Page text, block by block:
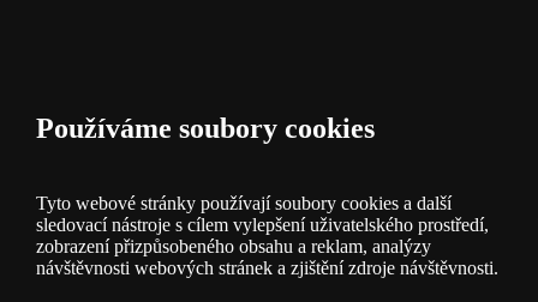
Druhů zboží
Tisíc
Svítidel
skladem
Používáme soubory cookies
Tyto webové stránky používají soubory cookies a další
sledovací nástroje s cílem vylepšení uživatelského prostředí,
zobrazení přizpůsobeného obsahu a reklam, analýzy
návštěvnosti webových stránek a zjištění zdroje návštěvnosti.